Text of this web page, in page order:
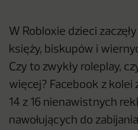
W Robloxie dzieci
księży, biskupów i
Czy to zwykły roleplay,
więcej? Facebook z kolei
14 z 16 nienawistnych
nawołujących do